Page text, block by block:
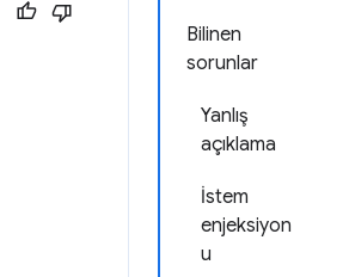
Bilinen
sorunlar
Yanlış
açıklama
İstem
enjeksiyon
u